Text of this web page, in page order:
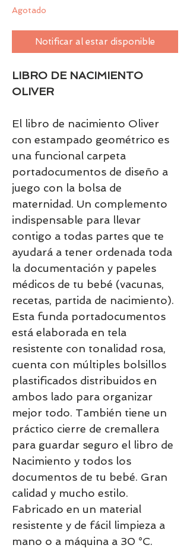
Agotado
Notificar al estar disponible
LIBRO DE NACIMIENTO
OLIVER
El libro de nacimiento Oliver
con estampado geométrico es
una funcional carpeta
portadocumentos de diseño a
juego con la bolsa de
maternidad. Un complemento
indispensable para llevar
contigo a todas partes que te
ayudará a tener ordenada toda
la documentación y papeles
médicos de tu bebé (vacunas,
recetas, partida de nacimiento).
Esta funda portadocumentos
está elaborada en tela
resistente con tonalidad rosa,
cuenta con múltiples bolsillos
plastificados distribuidos en
ambos lado para organizar
mejor todo. También tiene un
práctico cierre de cremallera
para guardar seguro el libro de
Nacimiento y todos los
documentos de tu bebé. Gran
calidad y mucho estilo.
Fabricado en un material
resistente y de fácil limpieza a
mano o a máquina a 30 °C.